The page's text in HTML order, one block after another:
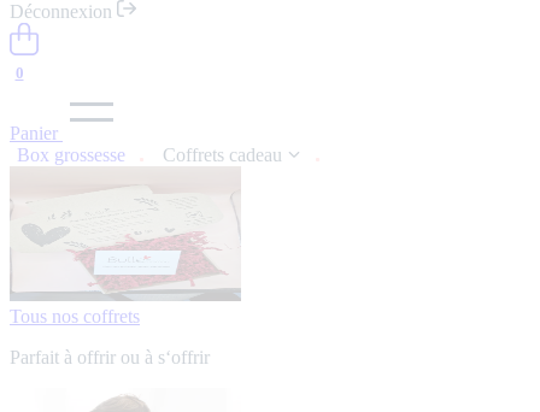
Déconnexion
0
Panier
Box grossesse
Coffrets cadeau
Tous nos coffrets
Parfait à offrir ou à s‘offrir